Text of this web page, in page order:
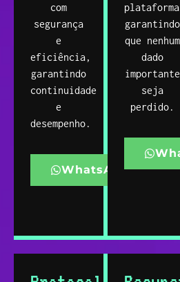
com
segurança
e
eficiência,
garantindo
continuidade
e
desempenho.
WhatsApp
garantindo
que nenhum
dado
importante
seja
perdido.